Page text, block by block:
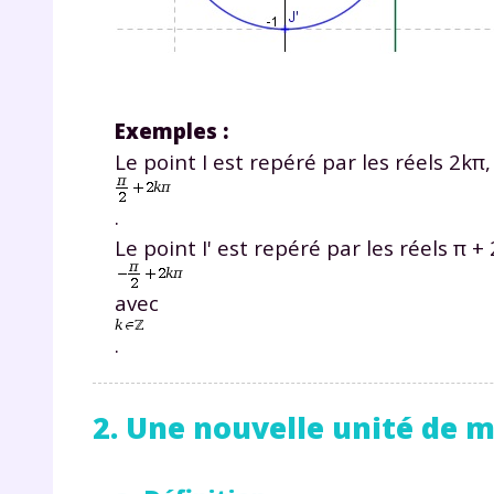
Exemples :
Le point I est repéré par les réels
.
Le point I' est repéré par les réels π
avec
.
2. Une nouvelle unité deVotre